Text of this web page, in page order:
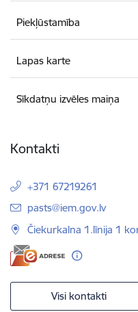
Piekļūstamība
Lapas karte
Sīkdatņu izvēles maiņa
Kontakti
+371 67219261
E-pasts:
pasts@iem.gov.lv
Čiekurkalna 1.līnija 1
Visi kontakti